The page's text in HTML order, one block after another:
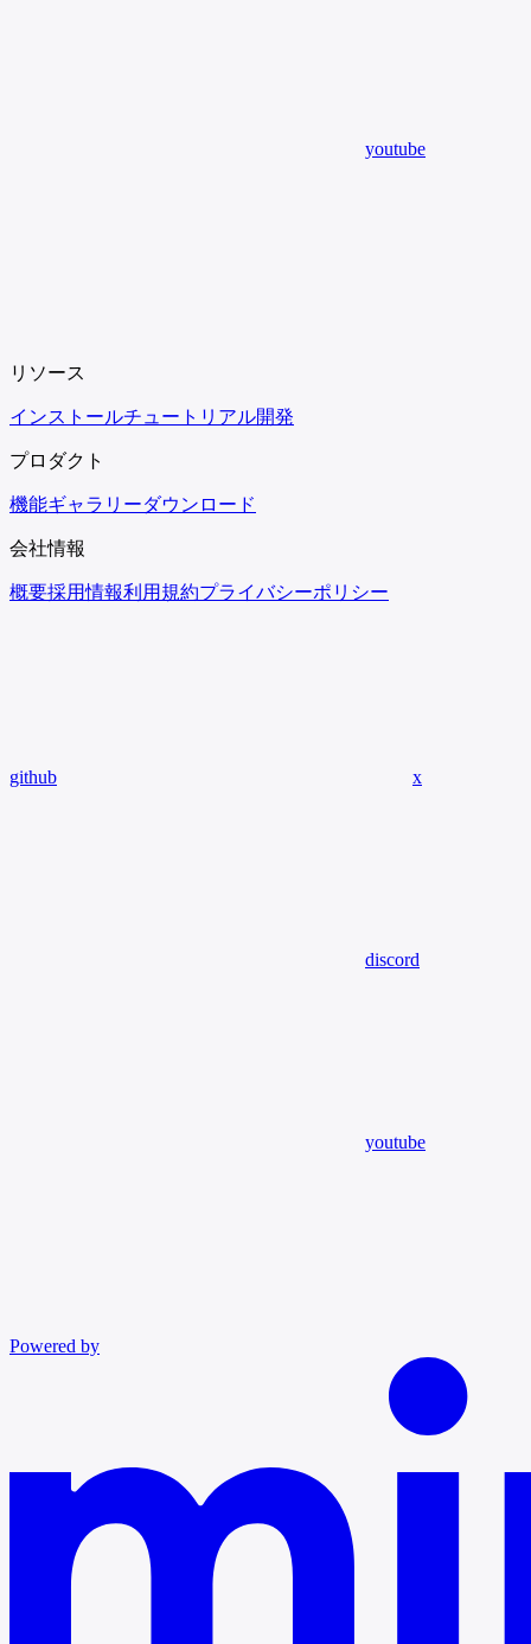
youtube
リソース
インストールチュートリアル開発
プロダクト
機能ギャラリーダウンロード
会社情報
概要採用情報利用規約プライバシーポリシー
github x
discord
youtube
Powered by